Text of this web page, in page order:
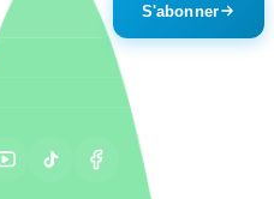
S'abonner